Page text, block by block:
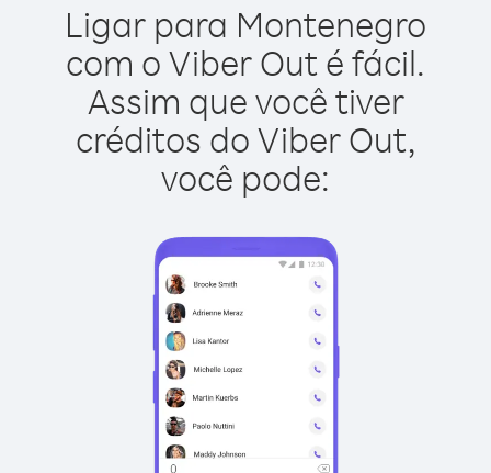
Ligar para Montenegro
com o Viber Out é fácil.
Assim que você tiver
créditos do Viber Out,
você pode: